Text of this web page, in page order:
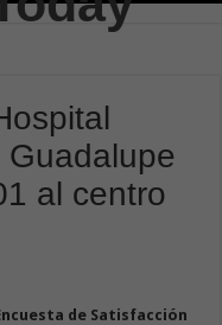
al centro
de Satisfacción